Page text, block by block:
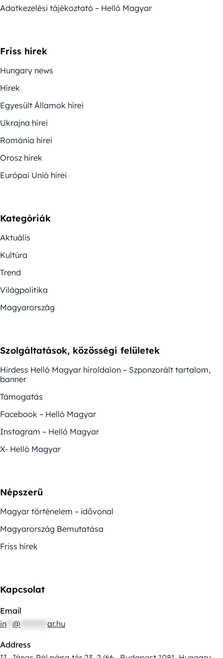
Adatkezelési tájékoztató – Helló Magyar
Friss hírek
Hungary news
Hírek
Egyesült Államok hírei
Ukrajna hírei
Románia hírei
Orosz hírek
Európai Unió hírei
Kategóriák
Aktuális
Kultúra
Trend
Világpolitika
Magyarország
Szolgáltatások, közösségi felületek
Hirdess Helló Magyar híroldalon – Szponzorált tartalom,
banner
Támogatás
Facebook – Helló Magyar
Instagram – Helló Magyar
X- Helló Magyar
Népszerű
Magyar történelem – idővonal
Magyarország Bemutatása
Friss hírek
Kapcsolat
Email
in @ ar.hu
Address